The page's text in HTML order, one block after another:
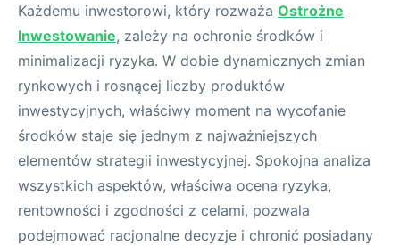
Każdemu inwestorowi, który rozważa Ostrożne
Inwestowanie, zależy na ochronie środków i
minimalizacji ryzyka. W dobie dynamicznych zmian
rynkowych i rosnącej liczby produktów
inwestycyjnych, właściwy moment na wycofanie
środków staje się jednym z najważniejszych
elementów strategii inwestycyjnej. Spokojna analiza
wszystkich aspektów, właściwa ocena ryzyka,
rentowności i zgodności z celami, pozwala
podejmować racjonalne decyzje i chronić posiadany